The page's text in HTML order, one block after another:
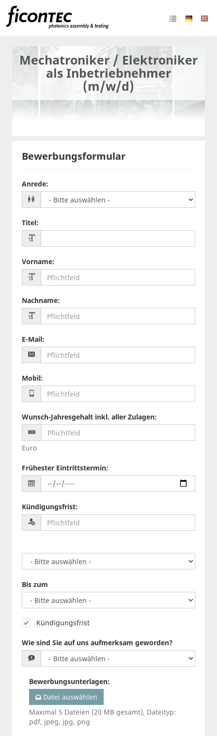
Mechatroniker / Elektroniker
als Inbetriebnehmer
(m/w/d)
Bewerbungsformular
Anrede:
Titel:
Vorname:
Nachname:
E-Mail:
Mobil:
Wunsch-Jahresgehalt inkl. aller Zulagen:
Euro
Frühester Eintrittstermin:
Kündigungsfrist:
Bis zum
Kündigungsfrist
Wie sind Sie auf uns aufmerksam geworden?
Bewerbungsunterlagen:
Datei auswählen
Maximal 5 Dateien (20 MB gesamt), Dateityp:
pdf, jpeg, jpg, png